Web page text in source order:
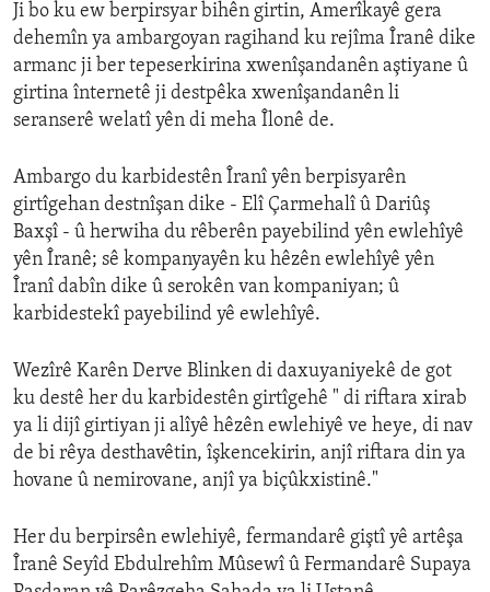
Ji bo ku ew berpirsyar bihên girtin, Amerîkayê gera
dehemîn ya ambargoyan ragihand ku rejîma Îranê dike
armanc ji ber tepeserkirina xwenîşandanên aştiyane û
girtina înternetê ji destpêka xwenîşandanên li
seranserê welatî yên di meha Îlonê de.
Ambargo du karbidestên Îranî yên berpisyarên
girtîgehan destnîşan dike - Elî Çarmehalî û Dariûş
Baxşî - û herwiha du rêberên payebilind yên ewlehîyê
yên Îranê; sê kompanyayên ku hêzên ewlehîyê yên
Îranî dabîn dike û serokên van kompaniyan; û
karbidestekî payebilind yê ewlehîyê.
Wezîrê Karên Derve Blinken di daxuyaniyekê de got
ku destê her du karbidestên girtîgehê " di riftara xirab
ya li dijî girtiyan ji alîyê hêzên ewlehiyê ve heye, di nav
de bi rêya desthavêtin, îşkencekirin, anjî riftara din ya
hovane û nemirovane, anjî ya biçûkxistinê."
Her du berpirsên ewlehiyê, fermandarê giştî yê artêşa
Îranê Seyîd Ebdulrehîm Mûsewî û Fermandarê Supaya